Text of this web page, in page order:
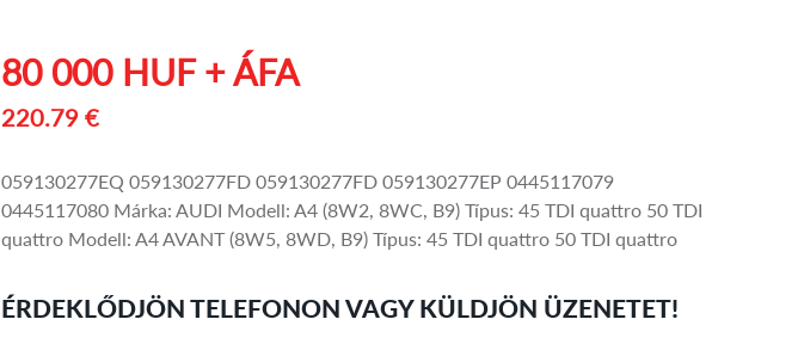
80 000 HUF + ÁFA
220.79 €
059130277EQ 059130277FD 059130277FD 059130277EP 0445117079
0445117080 Márka: AUDI Modell: A4 (8W2, 8WC, B9) Típus: 45 TDI quattro 50 TDI
quattro Modell: A4 AVANT (8W5, 8WD, B9) Típus: 45 TDI quattro 50 TDI quattro
ÉRDEKLŐDJÖN TELEFONON VAGY KÜLDJÖN ÜZENETET!